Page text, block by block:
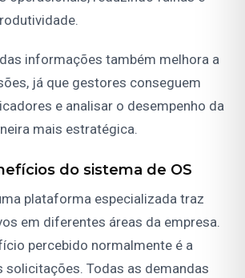
informações também melhora a
já que gestores conseguem
e analisar o desempenho da
mais estratégica.
do sistema de OS
plataforma especializada traz
em diferentes áreas da empresa.
percebido normalmente é a
solicitações. Todas as demandas